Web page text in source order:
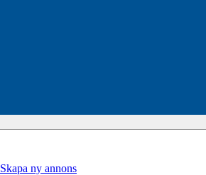
Skapa ny annons